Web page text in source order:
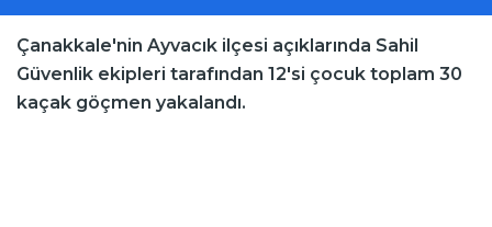
Çanakkale'nin Ayvacık ilçesi açıklarında Sahil
Güvenlik ekipleri tarafından 12'si çocuk toplam 30
kaçak göçmen yakalandı.